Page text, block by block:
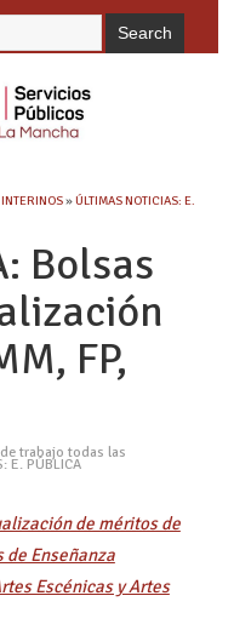
INTERINOS»ÚLTIMAS NOTICIAS: E.
Bolsas
FP,
trabajo todas las
E. PÚBLICA
de méritos de
de Enseñanza
Escénicas y Artes